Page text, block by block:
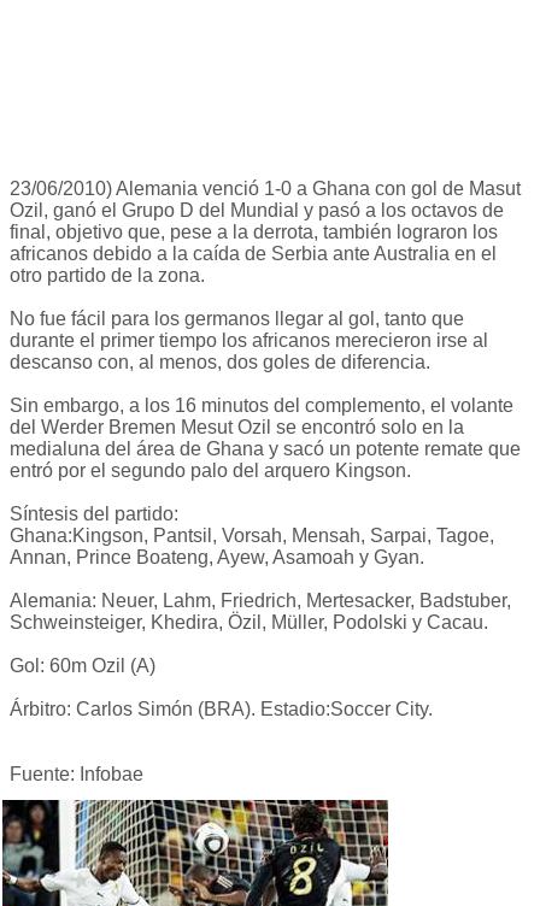
23/06/2010) Alemania venció 1-0 a Ghana con gol de Masut
Ozil, ganó el Grupo D del Mundial y pasó a los octavos de
final, objetivo que, pese a la derrota, también lograron los
africanos debido a la caída de Serbia ante Australia en el
otro partido de la zona.
No fue fácil para los germanos llegar al gol, tanto que
durante el primer tiempo los africanos merecieron irse al
descanso con, al menos, dos goles de diferencia.
Sin embargo, a los 16 minutos del complemento, el volante
del Werder Bremen Mesut Ozil se encontró solo en la
medialuna del área de Ghana y sacó un potente remate que
entró por el segundo palo del arquero Kingson.
Síntesis del partido:
Ghana:Kingson, Pantsil, Vorsah, Mensah, Sarpai, Tagoe,
Annan, Prince Boateng, Ayew, Asamoah y Gyan.
Alemania: Neuer, Lahm, Friedrich, Mertesacker, Badstuber,
Schweinsteiger, Khedira, Özil, Müller, Podolski y Cacau.
Gol: 60m Ozil (A)
Árbitro: Carlos Simón (BRA). Estadio:Soccer City.
Fuente: Infobae